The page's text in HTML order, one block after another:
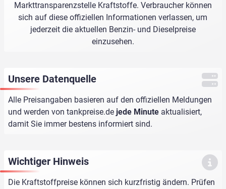
Markttransparenzstelle Kraftstoffe. Verbraucher können
sich auf diese offiziellen Informationen verlassen, um
jederzeit die aktuellen Benzin- und Dieselpreise
einzusehen.
Unsere Datenquelle
Alle Preisangaben basieren auf den offiziellen Meldungen
und werden von tankpreise.de jede Minute aktualisiert,
damit Sie immer bestens informiert sind.
Wichtiger Hinweis
Die Kraftstoffpreise können sich kurzfristig ändern. Prüfen